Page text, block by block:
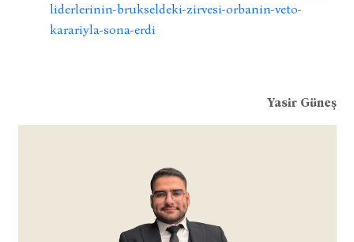
liderlerinin-brukseldeki-zirvesi-orbanin-veto-
karariyla-sona-erdi
Yasir Güneş